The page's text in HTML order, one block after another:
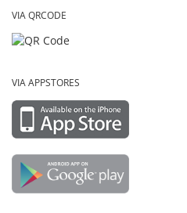
VIA QRCODE
VIA APPSTORES